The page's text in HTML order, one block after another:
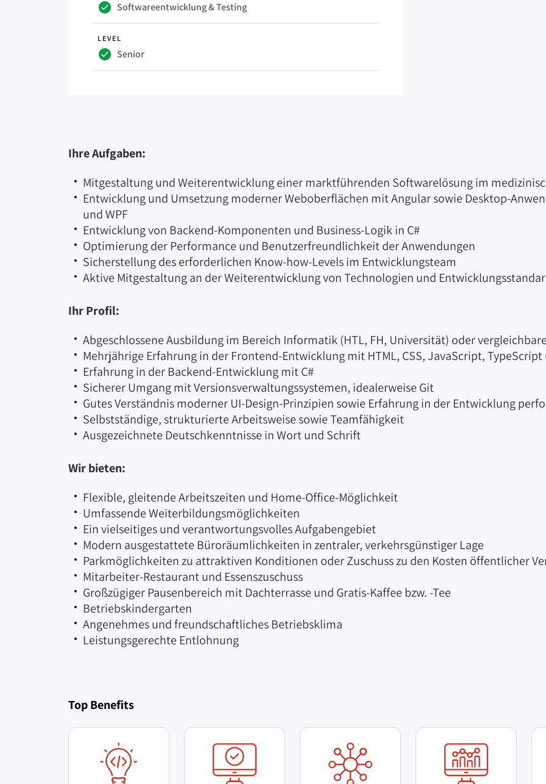
Softwareentwicklung & Testing
LEVEL
Senior
Ihre Aufgaben:
Mitgestaltung und Weiterentwicklung einer marktführenden Softwarelösung im
Entwicklung und Umsetzung moderner Weboberflächen mit Angular sowie Desktop-
und WPF
Entwicklung von Backend-Komponenten und Business-Logik in C#
Optimierung der Performance und Benutzerfreundlichkeit der Anwendungen
Sicherstellung des erforderlichen Know-how-Levels im Entwicklungsteam
Aktive Mitgestaltung an der Weiterentwicklung von Technologien und
Ihr Profil:
Abgeschlossene Ausbildung im Bereich Informatik (HTL, FH, Universität) oder
Mehrjährige Erfahrung in der Frontend-Entwicklung mit HTML, CSS, JavaScript,
Erfahrung in der Backend-Entwicklung mit C#
Sicherer Umgang mit Versionsverwaltungssystemen, idealerweise Git
Gutes Verständnis moderner UI-Design-Prinzipien sowie Erfahrung in der Entwicklung
Selbstständige, strukturierte Arbeitsweise sowie Teamfähigkeit
Ausgezeichnete Deutschkenntnisse in Wort und Schrift
Wir bieten:
Flexible, gleitende Arbeitszeiten und Home-Office-Möglichkeit
Umfassende Weiterbildungsmöglichkeiten
Ein vielseitiges und verantwortungsvolles Aufgabengebiet
Modern ausgestattete Büroräumlichkeiten in zentraler, verkehrsgünstiger Lage
Parkmöglichkeiten zu attraktiven Konditionen oder Zuschuss zu den Kosten öffentlicher
Mitarbeiter-Restaurant und Essenszuschuss
Großzügiger Pausenbereich mit Dachterrasse und Gratis-Kaffee bzw. -Tee
Betriebskindergarten
Angenehmes und freundschaftliches Betriebsklima
Leistungsgerechte Entlohnung
Top Benefits